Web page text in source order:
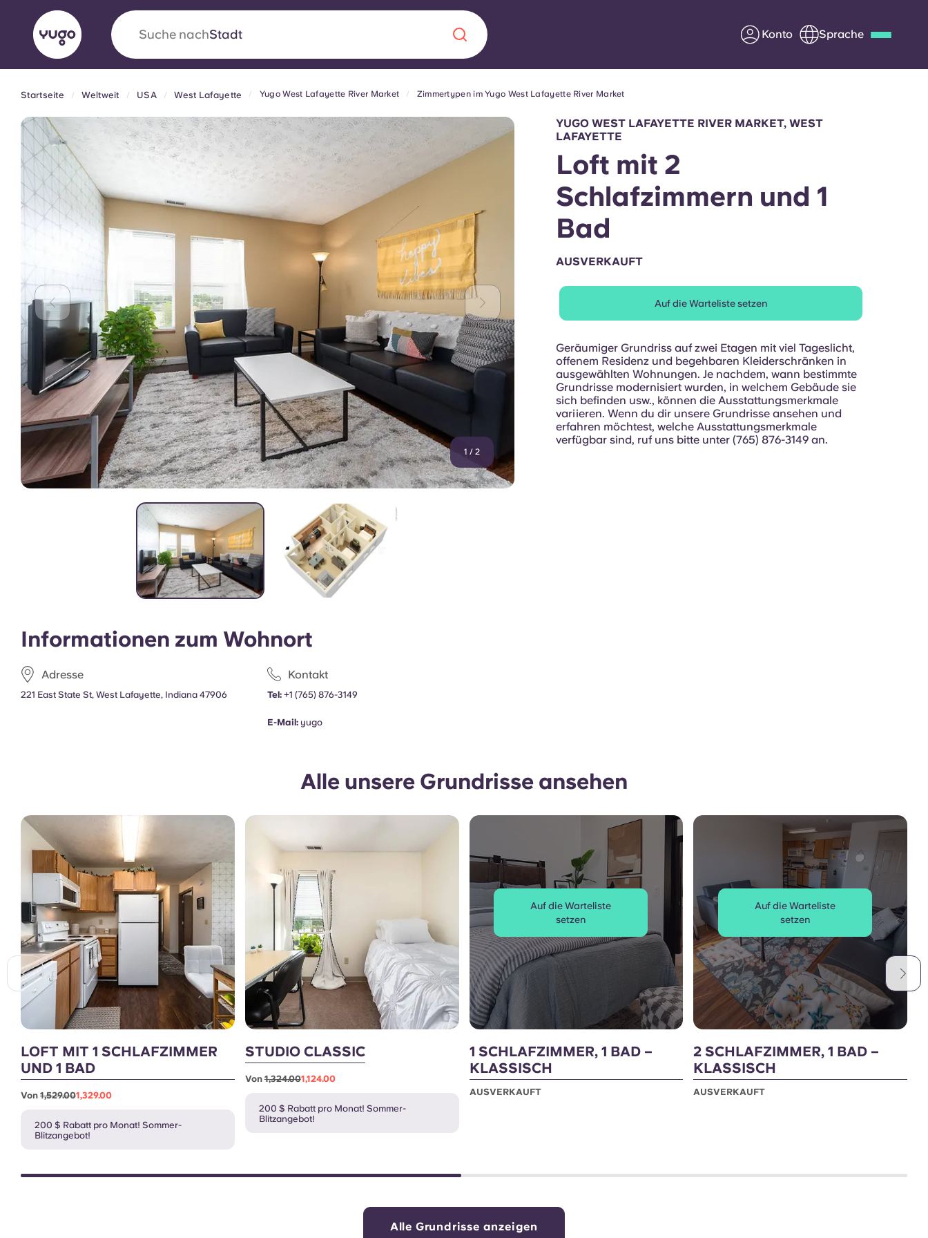
Suche nachLand Konto Sprache
Über unsStandorteMehr Apply Now
Yugo VCARB: Eine neue Ära in Sachen
Studentenwohnheime
Die wegweisende Partnerschaft Yugomit VCARB sorgt für
Innovation, Ehrgeiz und unvergessliche Momente für die
Studenten.
Über uns
Werde Partner von Yugo
Häufig gestellte Fragen
English (GB) English (US) Chinese Español Català
Portuguese
Startseite Weltweit USA West Lafayette Yugo West Lafayette River Market Zimmertypen im Yugo West Lafayette River Market
1 / 2
Informationen zum Wohnort
Adresse
221 East State St, West Lafayette, Indiana 47906
Kontakt
Tel: +1 (765) 876-3149
E-Mail: yugo
YUGO WEST LAFAYETTE RIVER MARKET, WEST
LAFAYETTE
Loft mit 2
Schlafzimmern und 1
Bad
AUSVERKAUFT
Auf die Warteliste setzen
Geräumiger Grundriss auf zwei Etagen mit viel Tageslicht,
offenem Residenz und begehbaren Kleiderschränken in
ausgewählten Wohnungen. Je nachdem, wann bestimmte
Grundrisse modernisiert wurden, in welchem Gebäude sie
sich befinden usw., können die Ausstattungsmerkmale
variieren. Wenn du dir unsere Grundrisse ansehen und
erfahren möchtest, welche Ausstattungsmerkmale
verfügbar sind, ruf uns bitte unter (765) 876-3149 an.
Alle unsere Grundrisse ansehen
LOFT MIT 1 SCHLAFZIMMER
UND 1 BAD
Von 1,529.001,329.00
200 $ Rabatt pro Monat! Sommer-
Blitzangebot!
STUDIO CLASSIC
Von1,324.001,124.00
200 $ Rabatt pro Monat! Sommer-
Blitzangebot!
Auf die Warteliste
setzen
1 SCHLAFZIMMER, 1 BAD –
KLASSISCH
AUSVERKAUFT
Auf die Warteliste
setzen
2 SCHLAFZIMMER, 1 BAD –
KLASSISCH
AUSVERKAUFT
Alle Grundrisse anzeigen